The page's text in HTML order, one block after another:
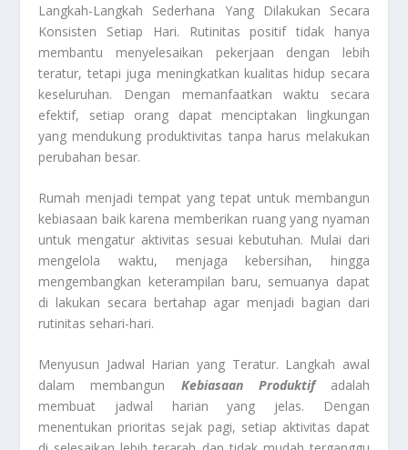
Langkah-Langkah Sederhana Yang Dilakukan Secara
Konsisten Setiap Hari. Rutinitas positif tidak hanya
membantu menyelesaikan pekerjaan dengan lebih
teratur, tetapi juga meningkatkan kualitas hidup secara
keseluruhan. Dengan memanfaatkan waktu secara
efektif, setiap orang dapat menciptakan lingkungan
yang mendukung produktivitas tanpa harus melakukan
perubahan besar.
Rumah menjadi tempat yang tepat untuk membangun
kebiasaan baik karena memberikan ruang yang nyaman
untuk mengatur aktivitas sesuai kebutuhan. Mulai dari
mengelola waktu, menjaga kebersihan, hingga
mengembangkan keterampilan baru, semuanya dapat
di lakukan secara bertahap agar menjadi bagian dari
rutinitas sehari-hari.
Menyusun Jadwal Harian yang Teratur. Langkah awal
dalam membangun Kebiasaan Produktifadalah
membuat jadwal harian yang jelas. Dengan
menentukan prioritas sejak pagi, setiap aktivitas dapat